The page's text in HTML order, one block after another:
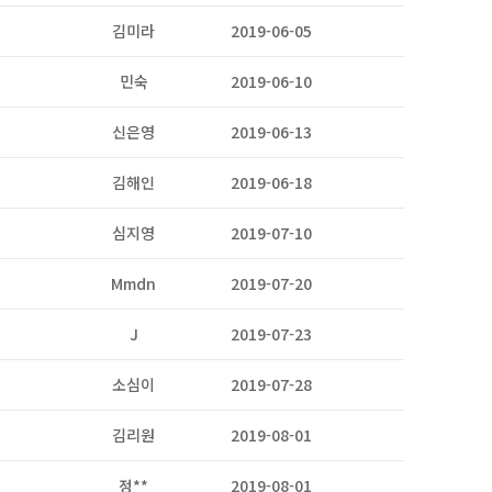
김미라 2019-06-05
민숙 2019-06-10
신은영 2019-06-13
김해인 2019-06-18
심지영 2019-07-10
Mmdn 2019-07-20
J 2019-07-23
소심이 2019-07-28
김리원 2019-08-01
정** 2019-08-01